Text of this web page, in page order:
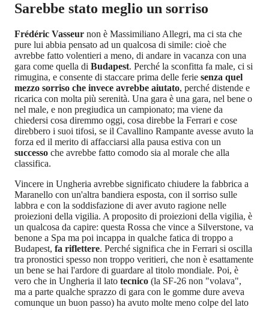
Sarebbe stato meglio un sorriso
Frédéric Vasseur non è Massimiliano Allegri, ma ci sta che
pure lui abbia pensato ad un qualcosa di simile: cioè che
avrebbe fatto volentieri a meno, di andare in vacanza con una
gara come quella di Budapest. Perché la sconfitta fa male, ci si
rimugina, e consente di staccare prima delle ferie senza quel
mezzo sorriso che invece avrebbe aiutato, perché distende e
ricarica con molta più serenità. Una gara è una gara, nel bene o
nel male, e non pregiudica un campionato; ma viene da
chiedersi cosa diremmo oggi, cosa direbbe la Ferrari e cose
direbbero i suoi tifosi, se il Cavallino Rampante avesse avuto la
forza ed il merito di affacciarsi alla pausa estiva con un
successo che avrebbe fatto comodo sia al morale che alla
classifica.
Vincere in Ungheria avrebbe significato chiudere la fabbrica a
Maranello con un'altra bandiera esposta, con il sorriso sulle
labbra e con la soddisfazione di aver avuto ragione nelle
proiezioni della vigilia. A proposito di proiezioni della vigilia, è
un qualcosa da capire: questa Rossa che vince a Silverstone, va
benone a Spa ma poi incappa in qualche fatica di troppo a
Budapest, fa riflettere. Perché significa che in Ferrari si oscilla
tra pronostici spesso non troppo veritieri, che non è esattamente
un bene se hai l'ardore di guardare al titolo mondiale. Poi, è
vero che in Ungheria il lato tecnico (la SF-26 non "volava",
ma a parte qualche sprazzo di gara con le gomme dure aveva
comunque un buon passo) ha avuto molte meno colpe del lato